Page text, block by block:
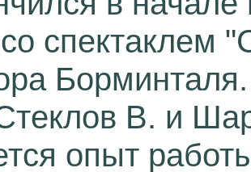
спектаклем
В. и
опыт